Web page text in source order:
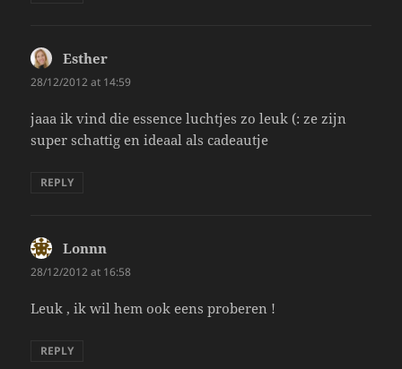
Esther
28/12/2012 at 14:59
jaaa ik vind die essence luchtjes zo leuk (: ze zijn
super schattig en ideaal als cadeautje
REPLY
Lonnn
28/12/2012 at 16:58
Leuk , ik wil hem ook eens proberen !
REPLY